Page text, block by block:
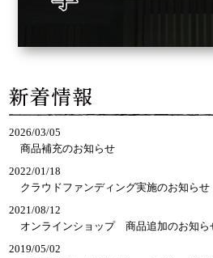
2026/03/05
商品補充のお知らせ
2022/01/18
クラウドファンディング実施のお知らせ
2021/08/12
オンラインショップ　商品追加のお知ら
2019/05/02